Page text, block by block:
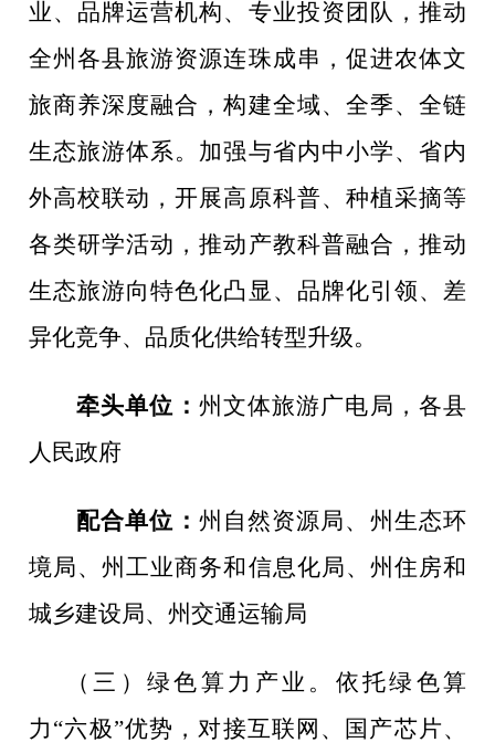
业、品牌运营机构、专业投资团队，推动
全州各县旅游资源连珠成串，促进农体文
旅商养深度融合，构建全域、全季、全链
生态旅游体系。 加强与省内中小学、省内
外高校联动，开展高原科普、种植采摘等
各类研学活动，推动产教科普融合， 推动
生态旅游向特色化凸显、品牌化引领、差
异化竞争、品质化供给转型升级。
牵头单位： 州文体旅游广电局 ， 各县
人民政府
配合单位： 州自然资源局、州生态环
境局、州工业商务和信息化局、州 住房和
城乡建设局、州交通运输局
（三）绿色算力产业。 依托绿色算
力 “六极”优势，对接互联网、国产芯片、